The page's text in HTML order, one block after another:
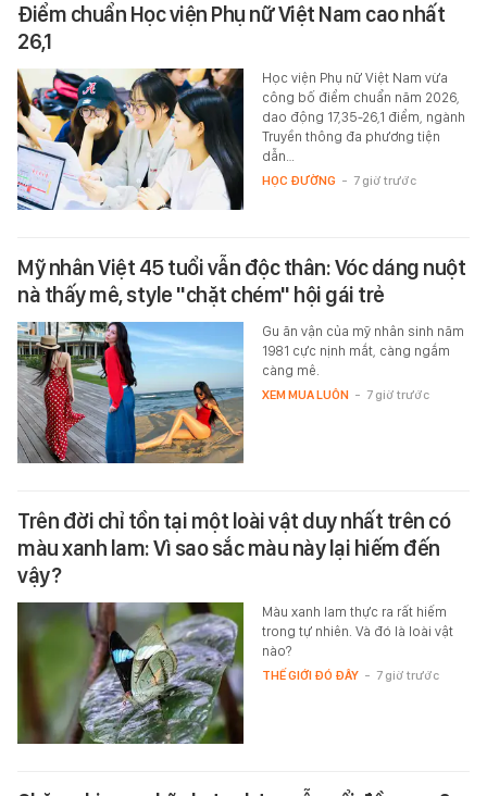
Điểm chuẩn Học viện Phụ nữ Việt Nam cao nhất
26,1
Học viện Phụ nữ Việt Nam vừa
công bố điểm chuẩn năm 2026,
dao động 17,35-26,1 điểm, ngành
Truyền thông đa phương tiện
dẫn…
HỌC ĐƯỜNG - 7 giờ trước
Mỹ nhân Việt 45 tuổi vẫn độc thân: Vóc dáng nuột
nà thấy mê, style "chặt chém" hội gái trẻ
Gu ăn vận của mỹ nhân sinh năm
1981 cực nịnh mắt, càng ngắm
càng mê.
XEM MUA LUÔN - 7 giờ trước
Trên đời chỉ tồn tại một loài vật duy nhất trên có
màu xanh lam: Vì sao sắc màu này lại hiếm đến
vậy?
Màu xanh lam thực ra rất hiếm
trong tự nhiên. Và đó là loài vật
nào?
THẾ GIỚI ĐÓ ĐÂY - 7 giờ trước